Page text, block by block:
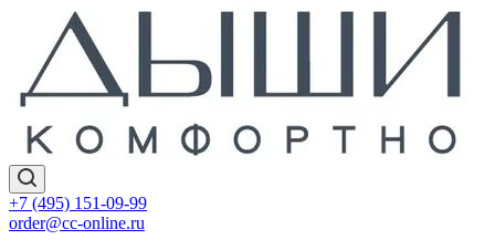
+7 (495) 151-09-99
order@cc-online.ru